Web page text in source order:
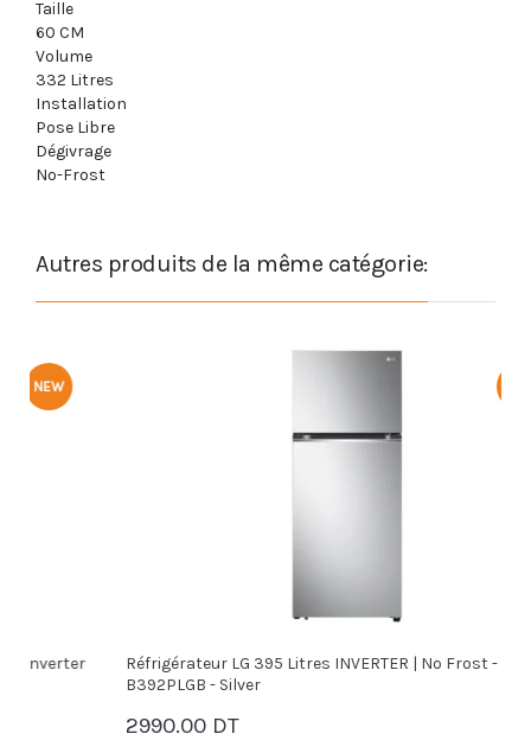
Taille
60 CM
Volume
332 Litres
Installation
Pose Libre
Dégivrage
No-Frost
Autres produits de la même catégorie:
Réfrigérateur LG 395 Litres INVERTER | No Frost - GN-
B392PLGB - Silver
2990.00 DT
PANIER